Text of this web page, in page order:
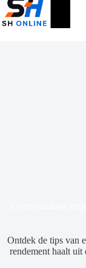
Ontdek de tips van
rendement haalt